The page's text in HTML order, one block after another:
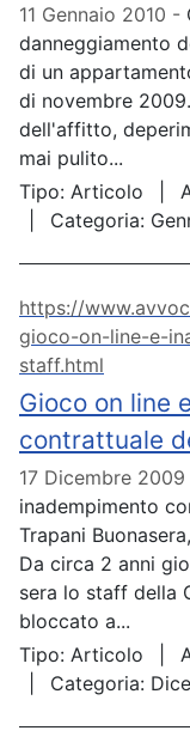
11 Gennaio 2010
danneggiamento
di un
di novembre
dell'affitto,
mai pulito...
Tipo: Articolo
Categoria:
Gioco on line
contrattuale
https://
gioco-on-line-e-
staff.html
17 Dicembre 2009
inadempimento
Trapani
Da circa 2 anni
sera lo staff della
bloccato a...
Tipo: Articolo
Categoria: